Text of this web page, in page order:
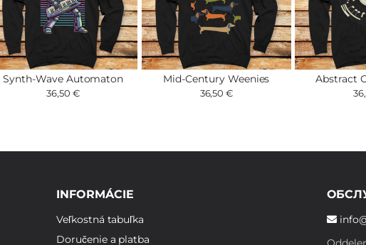
Synth-Wave Automaton
36,50 €
Mid-Century Weenies
36,50 €
Abstract
INFORMÁCIE
Veľkostná tabuľka
Doručenie a platba